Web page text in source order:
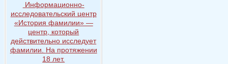
Информационно-
исследовательский центр
«История фамилии» —
центр, который
действительно исследует
фамилии. На протяжении
18 лет.